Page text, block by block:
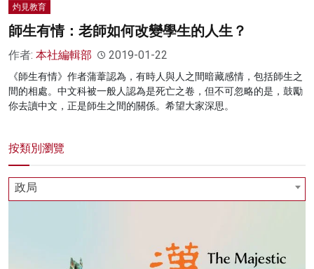
灼見教育
師生有情：老師如何改變學生的人生？
作者: 本社編輯部 2019-01-22
《師生有情》作者蒲葦認為，有時人與人之間暗藏感情，包括師生之
間的相處。中文科被一般人認為是死亡之卷，但不可忽略的是，鼓勵
你去讀中文，正是師生之間的關係。希望大家深思。
按類別瀏覽
政局